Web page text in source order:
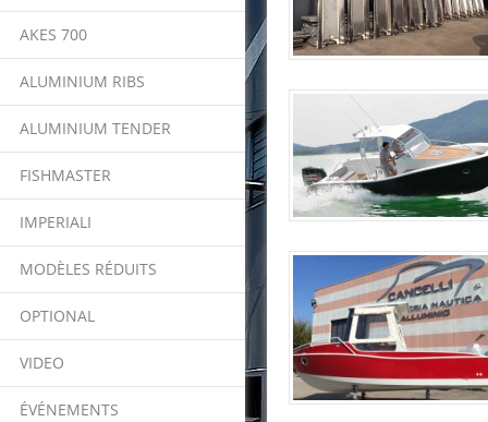
AKES 700
ALUMINIUM RIBS
ALUMINIUM TENDER
FISHMASTER
IMPERIALI
MODÈLES RÉDUITS
OPTIONAL
VIDEO
ÉVÉNEMENTS